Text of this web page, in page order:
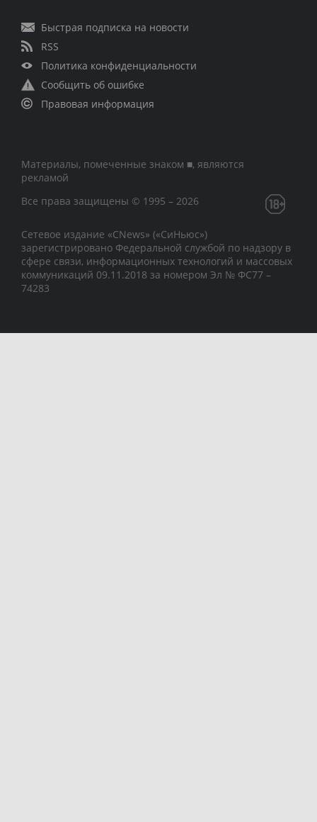
Быстрая подписка на новости
RSS
Политика конфиденциальности
Сообщить об ошибке
Правовая информация
Материалы, помеченные знаком ■, являются
рекламой
Все права защищены © 1995 – 2026
Сетевое издание «CNews» («СиНьюс»)
зарегистрировано Федеральной службой по надзору в
сфере связи, информационных технологий и массовых
коммуникаций 09.11.2018 за номером Эл № ФС77 –
74283